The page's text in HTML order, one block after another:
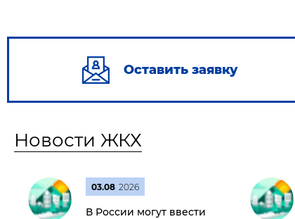
Оставить заявку
Новости ЖКХ
03.08 2026
В России могут ввести